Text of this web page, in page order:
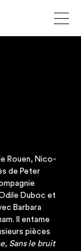
Rouen, Nico­
de Peter
Duboc et
Bar­ba­ra
Il entame
pièces
Sans le bruit